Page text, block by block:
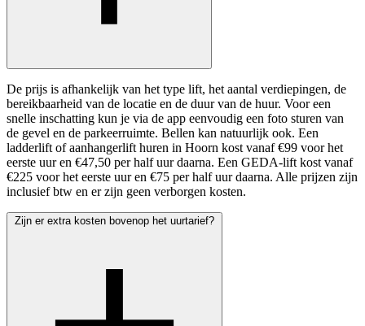
De prijs is afhankelijk van het type lift, het aantal verdiepingen, de
bereikbaarheid van de locatie en de duur van de huur. Voor een
snelle inschatting kun je via de app eenvoudig een foto sturen van
de gevel en de parkeerruimte. Bellen kan natuurlijk ook. Een
ladderlift of aanhangerlift huren in Hoorn kost vanaf €99 voor het
eerste uur en €47,50 per half uur daarna. Een GEDA-lift kost vanaf
€225 voor het eerste uur en €75 per half uur daarna. Alle prijzen zijn
inclusief btw en er zijn geen verborgen kosten.
Zijn er extra kosten bovenop het uurtarief?